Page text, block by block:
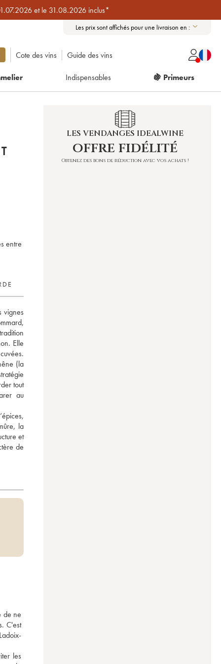
et le 31.08.2026 inclus*
Les prix sont affichés pour une livraison en :
Cote des vins Guide des vins
Indispensables 🍇 Primeurs
entre
vignes
Elle
(la
tout
au
la
et
de
de ne
C'est
les
LES VENDANGES IDEALWINE
offre fidélité
Obtenez des bons de réduction avec vos achats !